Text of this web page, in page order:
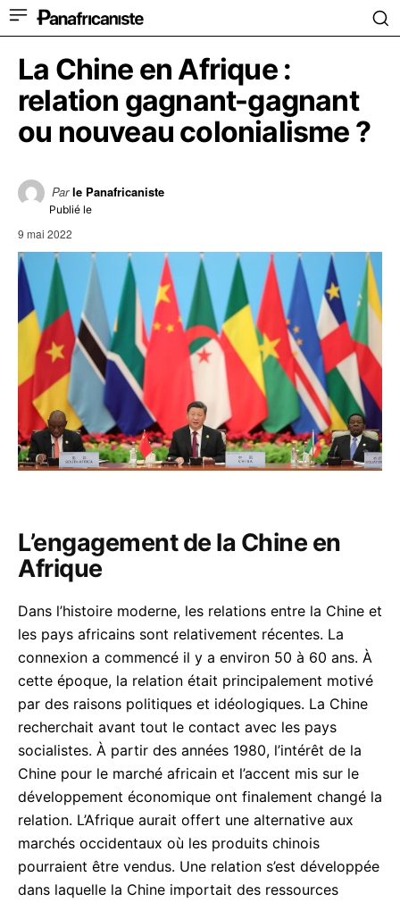
La Chine en Afrique :
relation gagnant-gagnant
ou nouveau colonialisme ?
Par le Panafricaniste
Publié le
9 mai 2022
Messenger
L’engagement de la Chine en
Afrique
Dans l’histoire moderne, les relations entre la Chine et
les pays africains sont relativement récentes. La
connexion a commencé il y a environ 50 à 60 ans. À
cette époque, la relation était principalement motivé
par des raisons politiques et idéologiques. La Chine
recherchait avant tout le contact avec les pays
socialistes. À partir des années 1980, l’intérêt de la
Chine pour le marché africain et l’accent mis sur le
développement économique ont finalement changé la
relation. L’Afrique aurait offert une alternative aux
marchés occidentaux où les produits chinois
pourraient être vendus. Une relation s’est développée
dans laquelle la Chine importait des ressources